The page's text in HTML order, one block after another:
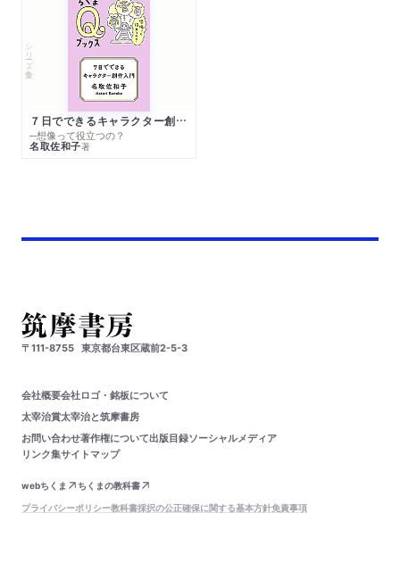
シリーズ・全集
７日でできるキャラクター創作入門
─想像って役立つの？
名取佐和子著
〒111-8755 東京都台東区蔵前2-5-3
会社概要会社ロゴ・銘板について
太宰治賞太宰治と筑摩書房
お問い合わせ著作権について出版目録ソーシャルメディア
リンク集サイトマップ
webちくま
ちくまの教科書
プライバシーポリシー教科書採択の公正確保に関する基本方針免責事項